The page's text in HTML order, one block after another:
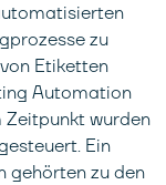
zu
Etiketten
Automation
Zeitpunkt wurden
Ein
gehörten zu den